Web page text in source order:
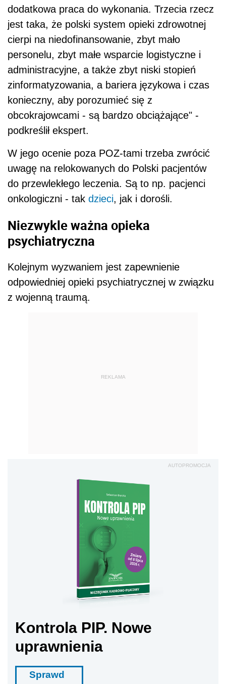
dodatkowa praca do wykonania. Trzecia rzecz
jest taka, że polski system opieki zdrowotnej
cierpi na niedofinansowanie, zbyt mało
personelu, zbyt małe wsparcie logistyczne i
administracyjne, a także zbyt niski stopień
zinformatyzowania, a bariera językowa i czas
konieczny, aby porozumieć się z
obcokrajowcami - są bardzo obciążające" -
podkreślił ekspert.
W jego ocenie poza POZ-tami trzeba zwrócić
uwagę na relokowanych do Polski pacjentów
do przewlekłego leczenia. Są to np. pacjenci
onkologiczni - tak dzieci, jak i dorośli.
Niezwykle ważna opieka
psychiatryczna
Kolejnym wyzwaniem jest zapewnienie
odpowiedniej opieki psychiatrycznej w związku
z wojenną traumą.
REKLAMA
AUTOPROMOCJA
Kontrola PIP. Nowe
uprawnienia
Sprawd